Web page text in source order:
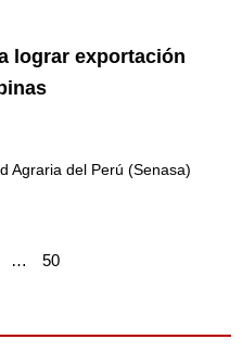
lograr exportación
Agraria del Perú (Senasa)
… 50